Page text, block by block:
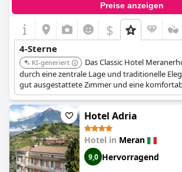
Preise anzeigen
$
4-Sterne
KI-generiert
Das Classic Hotel
durch eine zentrale Lage und traditionelle
gut ausgestattete Zimmer und eine
Das Hotel eignet sich für Gäste, die die
kulturellen Attraktionen der Stadt erkunden
Hotel Adria
Hotel in Meran
9,0 Hervorragend